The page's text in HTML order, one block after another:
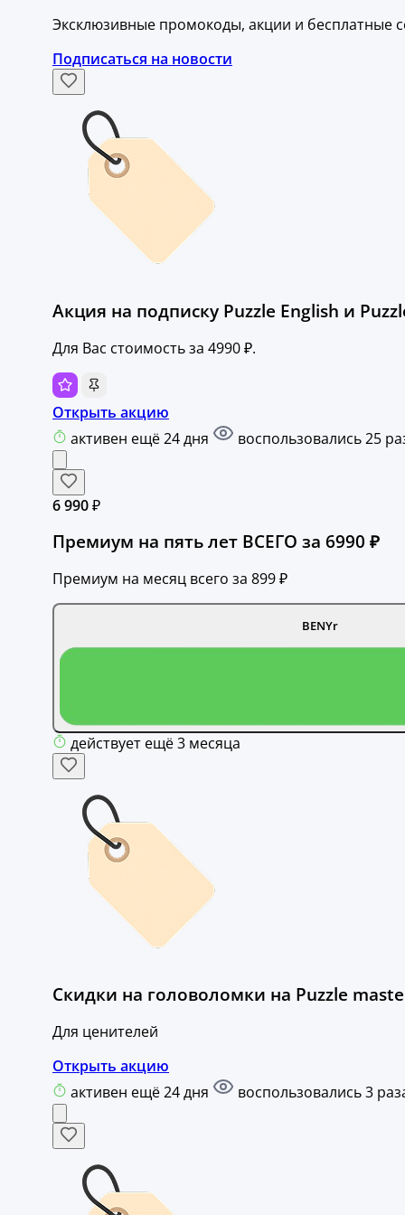
Эксклюзивные промокоды, акции и бесплатные
Подписаться на новости
Акция на подписку Puzzle English и
Для Вас стоимость за 4990 ₽.
Открыть акцию
активен ещё 24 дня
воспользовались 25
6 990 ₽
Премиум на пять лет ВСЕГО за 6990 ₽
Премиум на месяц всего за 899 ₽
BENYr
действует ещё 3 месяца
Скидки на головоломки на Puzzle
Для ценителей
Открыть акцию
активен ещё 24 дня
воспользовались 3